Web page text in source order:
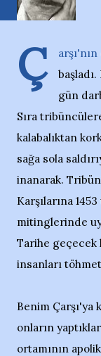
Ç
gün
Sıra
kalabalıktan
sağa sola
inanarak.
Karşılarına
mitinglerinde
Tarihe geçecek
insanları
Benim Çarşı'ya
onların
ortamının